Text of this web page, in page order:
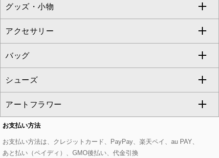
eur3
アンサンブルセット
ベスト・ジレ
パーカー
タンクトップ・キャミソール
スウェット・ジャージー
その他のトップス
ジャンパースカート
その他のワンピース・ドレス
ガウチョ・ワイドパンツ
ハーフ・ショート丈パンツ
サロペット・オールインワン
その他のパンツ
ひざ丈スカート
ミモレ丈スカート
ショート・ミニ丈スカート
その他のスカート
テーラードジャケット
ノーカラージャケット
セットアップ
セットアップジャケット
セットアップパンツ
セットアップスカート
セットアップワンピース
すべてのコート・ブルゾン
トレンチコート
ピーコート
ダッフルコート
チェスターコート
モッズコート
ステンカラーコート
グッズ・小物
すべてのグッズ・小物
マスク
ストール・マフラー・スヌード
ベルト・サスペンダー
帽子
ヘアアクセサリー
アクセサリー
すべてのアクセサリー
ネックレス
ピアス・イヤリング
ブレスレット・バングル
ブローチ・コサージュ
バッグ
すべてのバッグ
トートバッグ
ショルダーバッグ
ボストンバッグ
シューズ
すべてのシューズ
パンプス
スニーカー
アートフラワー
すべてのアートフラワー
ローズ
お支払い方法
お支払い方法は、クレジットカード、PayPay、楽天ペイ、au PAY、
あと払い（ペイディ）、GMO後払い、代金引換